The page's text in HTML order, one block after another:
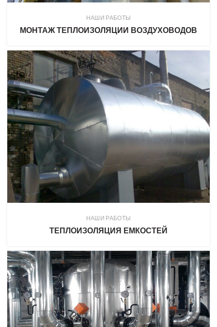
НАШИ РАБОТЫ
МОНТАЖ ТЕПЛОИЗОЛЯЦИИ ВОЗДУХОВОДОВ
НАШИ РАБОТЫ
ТЕПЛОИЗОЛЯЦИЯ ЕМКОСТЕЙ